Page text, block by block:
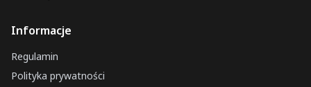
Informacje
Regulamin
Polityka prywatności